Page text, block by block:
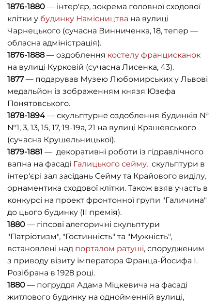
1876-1880 — інтер'єр, зокрема головної сходової
клітки у будинку Намісництва на вулиці
Чарнецького (сучасна Винниченка, 18, тепер —
обласна адміністрація).
1876-1888 — оздоблення костелу францисканок
на вулиці Курковій (сучасна Лисенка, 43).
1877— подарував Музею Любомирських у Львові
медальйон із зображенням князя Юзефа
Понятовського.
1878-1894 — скульптурне оздоблення будинків №
№1, 3, 13, 15, 17, 19-19а, 21 на вулиці Крашевського
(сучасна Крушельницької).
1879-1881 — декоративні роботи із гідравлічного
вапна на фасаді Галицького сейму, скульптури в
інтер'єрі зал засідань Сейму та Крайового виділу,
орнаментика сходової клітки. Також взяв участь в
конкурсі на проект фронтонної групи "Галичина"
до цього будинку (ІІ премія).
1880 — гіпсові алегоричні скульптури
"Патріотизм", "Гостинність" та "Мужність",
встановлені над порталом ратуші, спорудженим
з приводу візиту імператора Франца-Йосифа І.
Розібрана в 1928 році.
1880 — погруддя Адама Міцкевича на фасаді
житлового будинку на однойменній вулиці,